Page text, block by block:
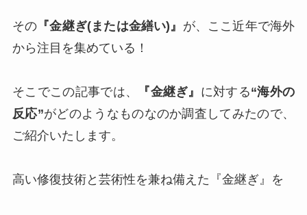
その 『金継ぎ(または金繕い)』 が、ここ近年で海外
から注目を集めている！
そこでこの記事では、 『金継ぎ』 に対する“海外の
反応”がどのようなものなのか調査してみたので、
ご紹介いたします。
高い修復技術と芸術性を兼ね備えた『金継ぎ』を